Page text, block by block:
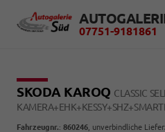
07751-9181861
SKODA KAROQ CLASSIC
Fahrzeugnr.: 860246 , unverbindliche